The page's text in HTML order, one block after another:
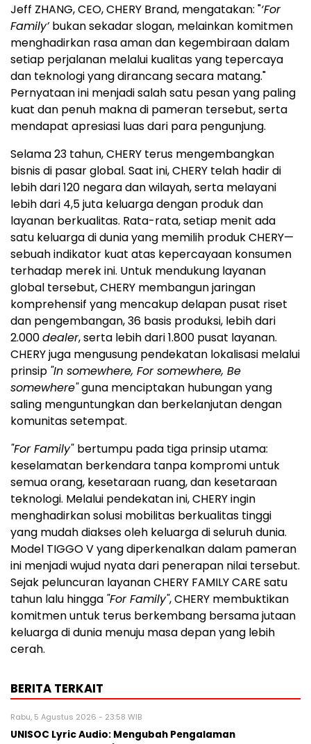
Jeff ZHANG, CEO, CHERY Brand, mengatakan: "‘For
Family’bukan sekadar slogan, melainkan komitmen
menghadirkan rasa aman dan kegembiraan dalam
setiap perjalanan melalui kualitas yang tepercaya
dan teknologi yang dirancang secara matang."
Pernyataan ini menjadi salah satu pesan yang paling
kuat dan penuh makna di pameran tersebut, serta
mendapat apresiasi luas dari para pengunjung.
Selama 23 tahun, CHERY terus mengembangkan
bisnis di pasar global. Saat ini, CHERY telah hadir di
lebih dari 120 negara dan wilayah, serta melayani
lebih dari 4,5 juta keluarga dengan produk dan
layanan berkualitas. Rata-rata, setiap menit ada
satu keluarga di dunia yang memilih produk CHERY—
sebuah indikator kuat atas kepercayaan konsumen
terhadap merek ini. Untuk mendukung layanan
global tersebut, CHERY membangun jaringan
komprehensif yang mencakup delapan pusat riset
dan pengembangan, 36 basis produksi, lebih dari
2.000dealer, serta lebih dari 1.800 pusat layanan.
CHERY juga mengusung pendekatan lokalisasi melalui
prinsip "In somewhere, For somewhere, Be
somewhere"guna menciptakan hubungan yang
saling menguntungkan dan berkelanjutan dengan
komunitas setempat.
"For Family" bertumpu pada tiga prinsip utama:
keselamatan berkendara tanpa kompromi untuk
semua orang, kesetaraan ruang, dan kesetaraan
teknologi. Melalui pendekatan ini, CHERY ingin
menghadirkan solusi mobilitas berkualitas tinggi
yang mudah diakses oleh keluarga di seluruh dunia.
Model TIGGO V yang diperkenalkan dalam pameran
ini menjadi wujud nyata dari penerapan nilai tersebut.
Sejak peluncuran layanan CHERY FAMILY CARE satu
tahun lalu hingga "For Family", CHERY membuktikan
komitmen untuk terus berkembang bersama jutaan
keluarga di dunia menuju masa depan yang lebih
cerah.
BERITA TERKAIT
Rabu, 5 Agustus 2026 - 23:58 WIB
UNISOC Lyric Audio: Mengubah Pengalaman